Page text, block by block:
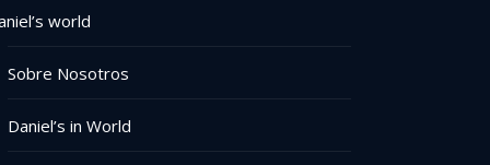
world
Sobre Nosotros
Daniel’s in World